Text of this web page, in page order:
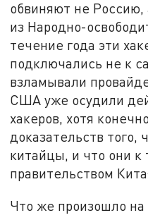
обвиняют не Россию,
из Народно-
течение года эти
подключались не к
взламывали
США уже осудили
хакеров, хотя
доказательств того,
китайцы, и что они к
правительством
Что же произошло